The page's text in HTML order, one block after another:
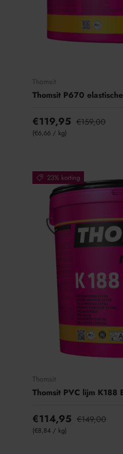
e
Thomsit
Thomsit P670
€119,95 €159,00
Eenheid prijs
€6,66 / kg
23% korting
Thomsit
Thomsit PVC lijm K188
€114,95 €149,00
Eenheid prijs
€8,84 / kg